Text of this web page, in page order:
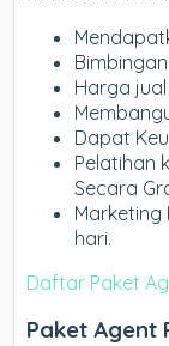
Harga
Dapat
Pelatihan
Secara
hari.
Daftar Paket
Paket Agent